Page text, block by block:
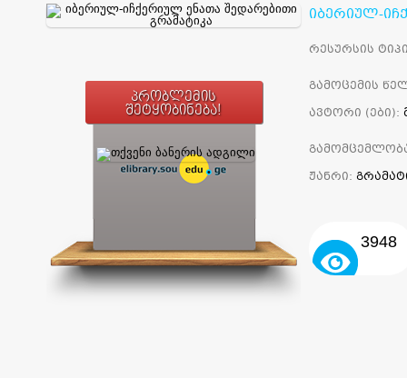
პრობლემის
შეტყობინება!
იბერიულ-
რესურსის
გამოცემის
ავტორი (ები):
ჟანრი:
3948